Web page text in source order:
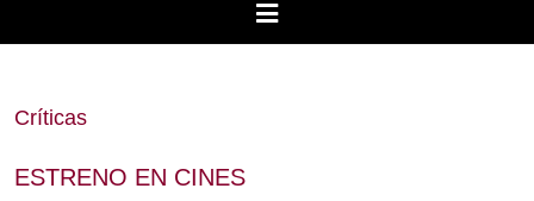
Críticas
ESTRENO EN CINES